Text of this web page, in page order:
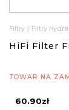
Filtry | Filtry
HiFi Filter
TOWAR NA
60.90zł